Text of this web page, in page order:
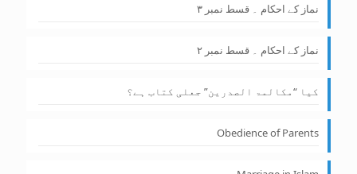
نماز کے احکام ۔ قسط نمبر ۳
نماز کے احکام ۔ قسط نمبر ۲
کیا “مکالمۃ الصدرین” جعلی کتاب ہے؟
Obedience of Parents